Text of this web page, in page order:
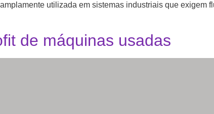
utilizada em sistemas industriais que exigem
de máquinas usadas